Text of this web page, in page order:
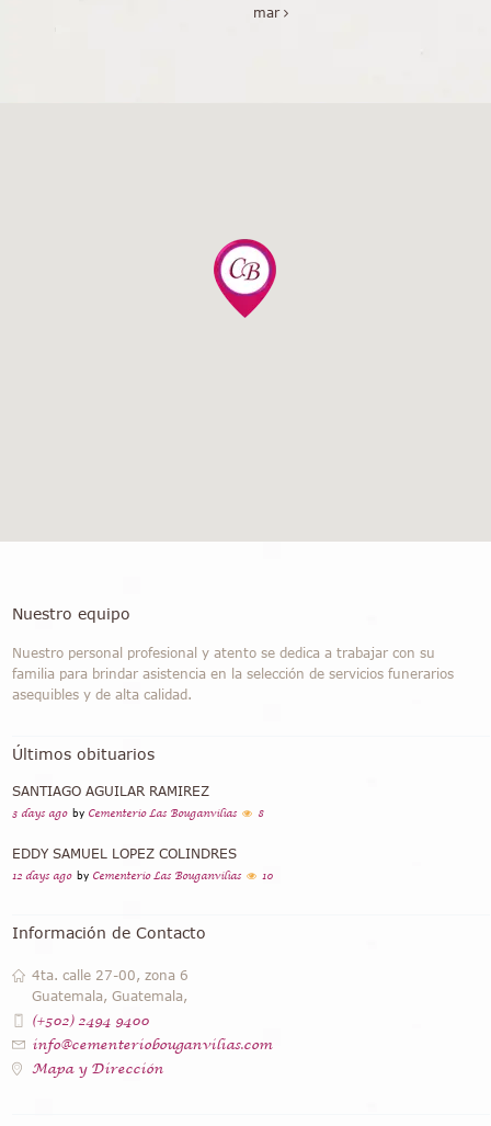
mar
Nuestro equipo
Nuestro personal profesional y atento se dedica a trabajar con su
familia para brindar asistencia en la selección de servicios funerarios
asequibles y de alta calidad.
Últimos obituarios
SANTIAGO AGUILAR RAMIREZ
3 days ago by Cementerio Las Bouganvilias 8
EDDY SAMUEL LOPEZ COLINDRES
12 days ago by Cementerio Las Bouganvilias 10
Información de Contacto
4ta. calle 27-00, zona 6
Guatemala, Guatemala,
(+502) 2494 9400
info@cementeriobouganvilias.com
Mapa y Dirección